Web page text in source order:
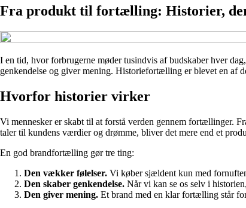
Fra produkt til fortælling: Historier,
I en tid, hvor forbrugerne møder tusindvis af budskaber hver
genkendelse og giver mening. Historiefortælling er blevet en af
Hvorfor historier virker
Vi mennesker er skabt til at forstå verden gennem fortællinger.
taler til kundens værdier og drømme, bliver det mere end et
En god brandfortælling gør tre ting:
Den vækker følelser. Vi køber sjældent kun med
Den skaber genkendelse. Når vi kan se os selv i
Den giver mening. Et brand med en klar fortælling står